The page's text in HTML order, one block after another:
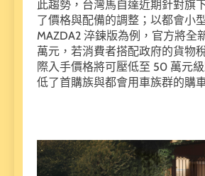
此趨勢，台灣馬自達近期針對旗
了價格與配備的調整；以都會小
MAZDA2 淬鍊版為例，官方將全
萬元，若消費者搭配政府的貨物
際入手價格將可壓低至 50 萬元
低了首購族與都會用車族群的購